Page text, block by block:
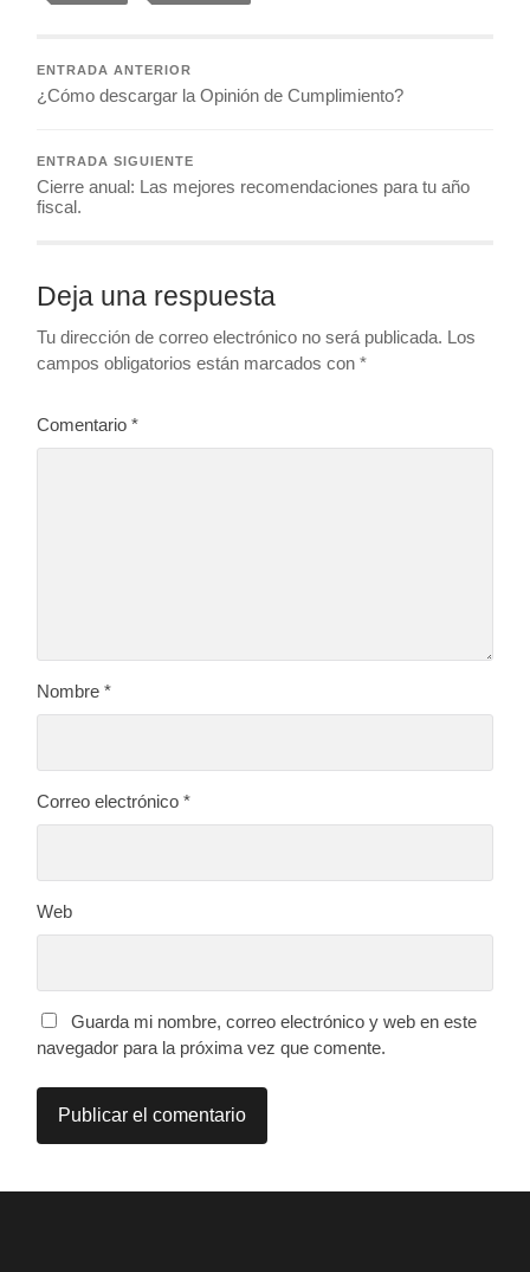
ENTRADA ANTERIOR
¿Cómo descargar la Opinión de Cumplimiento?
ENTRADA SIGUIENTE
Cierre anual: Las mejores recomendaciones para tu año
fiscal.
Deja una respuesta
Tu dirección de correo electrónico no será publicada. Los
campos obligatorios están marcados con*
Comentario*
Nombre*
Correo electrónico*
Web
Guarda mi nombre, correo electrónico y web en este
navegador para la próxima vez que comente.